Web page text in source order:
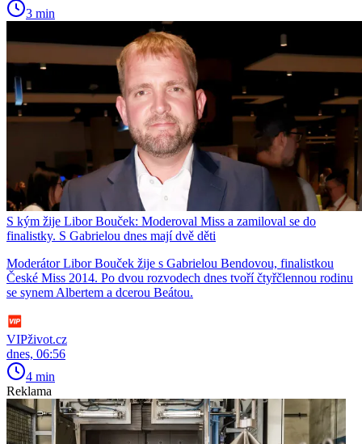
3 min
S kým žije Libor Bouček: Moderoval Miss a zamiloval se do
finalistky. S Gabrielou dnes mají dvě děti
Moderátor Libor Bouček žije s Gabrielou Bendovou, finalistkou
České Miss 2014. Po dvou rozvodech dnes tvoří čtyřčlennou rodinu
se synem Albertem a dcerou Beátou.
VIPživot.cz
dnes, 06:56
4 min
Reklama